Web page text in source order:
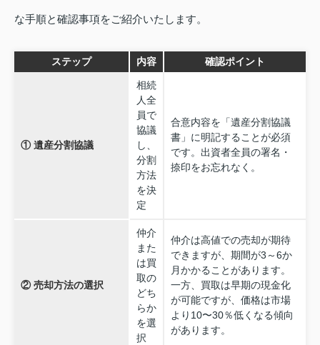
な手順と確認事項をご紹介いたします。
ステップ 内容 確認ポイント
① 遺産分割協議
相続
人全
員で
協議
し、
分割
方法
を決
定
合意内容を「遺産分割協議
書」に明記することが必須
です。出資者全員の署名・
捺印をお忘れなく。
② 売却方法の選択
仲介
また
は買
取の
どち
らか
を選
択
仲介は高値での売却が期待
できますが、期間が3～6か
月かかることがあります。
一方、買取は早期の現金化
が可能ですが、価格は市場
より10〜30％低くなる傾向
があります。